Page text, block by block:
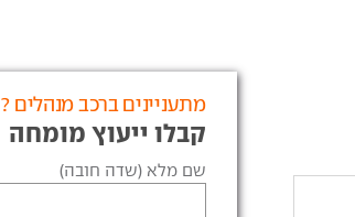
מתעניינים ברכב מנהלים ?
קבלו ייעוץ מומחה
שם מלא (שדה חובה)